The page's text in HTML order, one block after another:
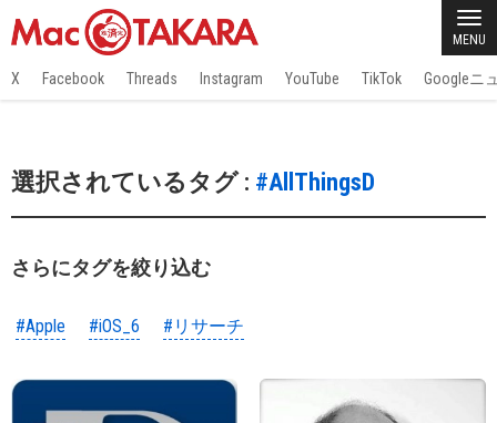
MENU
X Facebook Threads Instagram YouTube TikTok Googleニ
選択されているタグ : #AllThingsD
さらにタグを絞り込む
#Apple #iOS_6 #リサーチ